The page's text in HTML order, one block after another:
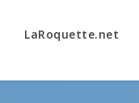
LaRoquette.net